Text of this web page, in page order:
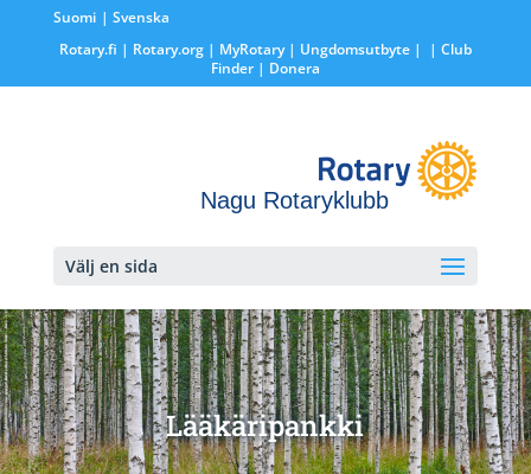
Suomi
Svenska
Rotary.fi | Rotary.org| MyRotary | Ungdomsutbyte|
| Club
Finder| Donera
Nagu Rotaryklubb
Välj en sida
Lääkäripankki